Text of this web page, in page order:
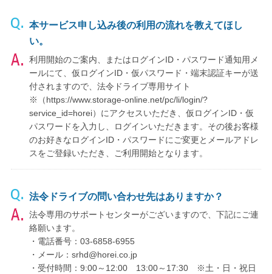
本サービス申し込み後の利用の流れを教えてほし
い。
利用開始のご案内、またはログインID・パスワード通知用メ
ールにて、仮ログインID・仮パスワード・端末認証キーが送
付されますので、法令ドライブ専用サイト
※（https://www.storage-online.net/pc/li/login/?
service_id=horei）にアクセスいただき、仮ログインID・仮
パスワードを入力し、ログインいただきます。その後お客様
のお好きなログインID・パスワードにご変更とメールアドレ
スをご登録いただき、ご利用開始となります。
法令ドライブの問い合わせ先はありますか？
法令専用のサポートセンターがございますので、下記にご連
絡願います。
・電話番号：03-6858-6955
・メール：srhd@horei.co.jp
・受付時間：9:00～12:00 13:00～17:30 ※土・日・祝日